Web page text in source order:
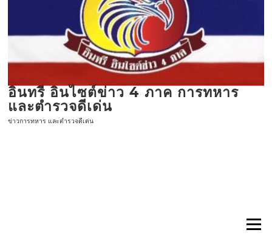
อินทรี อินไซต์ข่าว 4 ภาค การทหาร
และตำรวจดีเด่น
ข่าวการทหาร และตำรวจดีเด่น
เมนู